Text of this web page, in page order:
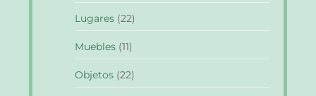
Lugares (22)
Muebles (11)
Objetos (22)